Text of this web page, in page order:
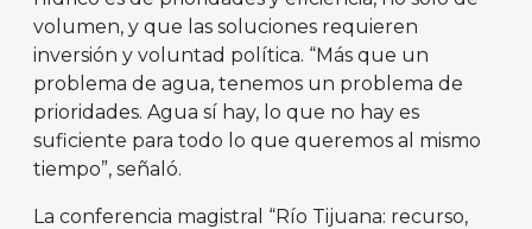
volumen, y que las soluciones requieren
inversión y voluntad política. “Más que un
problema de agua, tenemos un problema de
prioridades. Agua sí hay, lo que no hay es
suficiente para todo lo que queremos al mismo
tiempo”, señaló.
La conferencia magistral “Río Tijuana: recurso,